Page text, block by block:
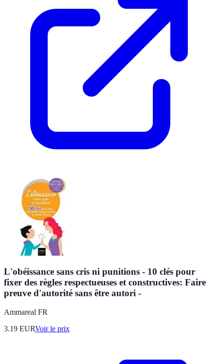
L'obéissance sans cris ni punitions - 10 clés pour
fixer des règles respectueuses et constructives: Faire
preuve d'autorité sans être autori -
Ammareal FR
3.19 EURVoir le prix